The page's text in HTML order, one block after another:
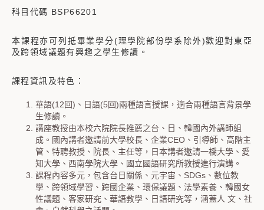
科目代碼 BSP66201
本課程亦可列抵畢業學分(理學院部份學系除外)歡迎對東亞
及跨領域議題有興趣之學生修讀。
課程資訊及特色：
華語(12回)、日語(5回)兩種語言授課，適合兩種語言背景學
生修讀。
講座教授由本校六院院長推薦之台、日、韓國內外講師組
成。國內講者邀請前大學校長、企業CEO、引導師、高階主
管、特聘教授、院長、主任等，日本講者邀請一橋大學、愛
知大學、西南學院大學、國立國語研究所教授進行演講。
課程內容多元，包含台日關係、元宇宙、SDGs、數位教
學、跨領域學習、跨國企業、環保議題、法學素養、韓國女
性議題、客家研究、華語教學、日語研究等，涵蓋人 文、社